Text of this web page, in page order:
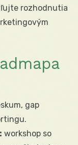
rozhodnutia
gap
workshop so